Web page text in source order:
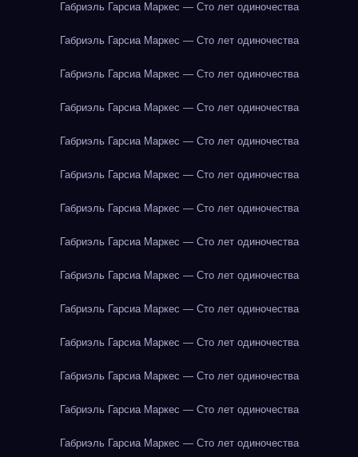
Габриэль Гарсиа Маркес — Сто лет одиночества
Габриэль Гарсиа Маркес — Сто лет одиночества
Габриэль Гарсиа Маркес — Сто лет одиночества
Габриэль Гарсиа Маркес — Сто лет одиночества
Габриэль Гарсиа Маркес — Сто лет одиночества
Габриэль Гарсиа Маркес — Сто лет одиночества
Габриэль Гарсиа Маркес — Сто лет одиночества
Габриэль Гарсиа Маркес — Сто лет одиночества
Габриэль Гарсиа Маркес — Сто лет одиночества
Габриэль Гарсиа Маркес — Сто лет одиночества
Габриэль Гарсиа Маркес — Сто лет одиночества
Габриэль Гарсиа Маркес — Сто лет одиночества
Габриэль Гарсиа Маркес — Сто лет одиночества
Габриэль Гарсиа Маркес — Сто лет одиночества